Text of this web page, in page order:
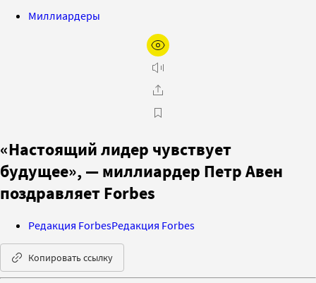
Миллиардеры
«Настоящий лидер чувствует
будущее», — миллиардер Петр Авен
поздравляет Forbes
Редакция ForbesРедакция Forbes
Копировать ссылку